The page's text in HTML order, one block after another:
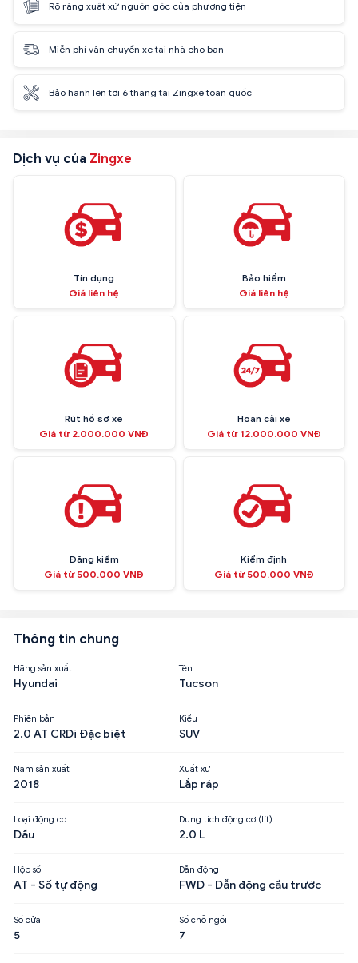
Rõ ràng xuất xứ nguồn gốc của phương tiện
Miễn phí vận chuyển xe tại nhà cho bạn
Bảo hành lên tới 6 tháng tại Zingxe toàn quốc
Dịch vụ của Zingxe
Tín dụng
Giá liên hệ
Bảo hiểm
Giá liên hệ
Rút hồ sơ xe
Giá từ 2.000.000 VNĐ
Hoán cải xe
Giá từ 12.000.000 VNĐ
Đăng kiểm
Giá từ 500.000 VNĐ
Kiểm định
Giá từ 500.000 VNĐ
Thông tin chung
Hãng sản xuất
Hyundai
Tên
Tucson
Phiên bản
2.0 AT CRDi Đặc biệt
Kiểu
SUV
Năm sản xuất
2018
Xuất xứ
Lắp ráp
Loại động cơ
Dầu
Dung tích động cơ (lít)
2.0 L
Hộp số
AT - Số tự động
Dẫn động
FWD - Dẫn động cầu trước
Số cửa
5
Số chỗ ngồi
7